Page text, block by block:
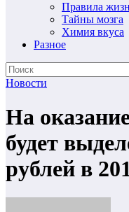
Правила
Тайны мозга
Химия вкуса
Разное
Новости
На
будет
рублей в